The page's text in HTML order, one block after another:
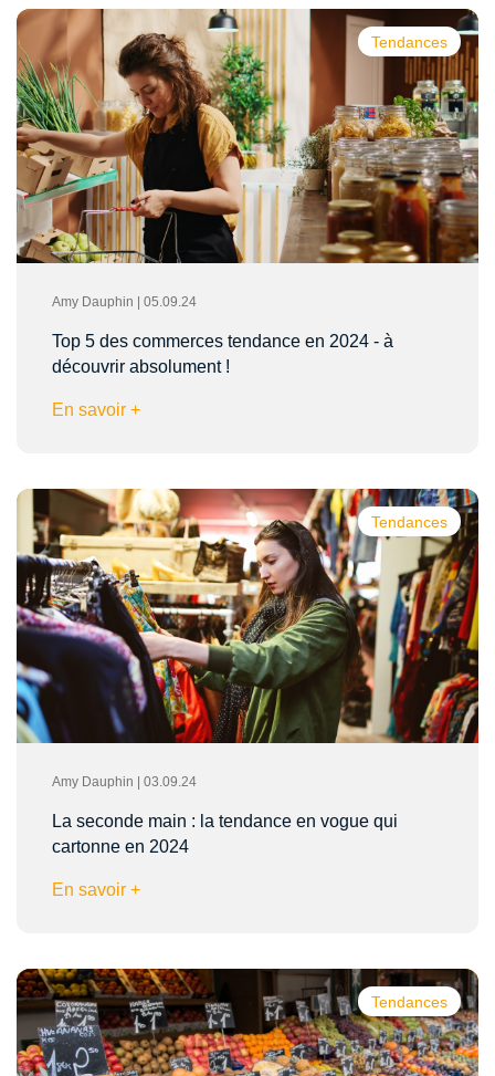
Tendances
Amy Dauphin | 05.09.24
Top 5 des commerces tendance en 2024 - à
découvrir absolument !
En savoir +
Tendances
Amy Dauphin | 03.09.24
La seconde main : la tendance en vogue qui
cartonne en 2024
En savoir +
Tendances